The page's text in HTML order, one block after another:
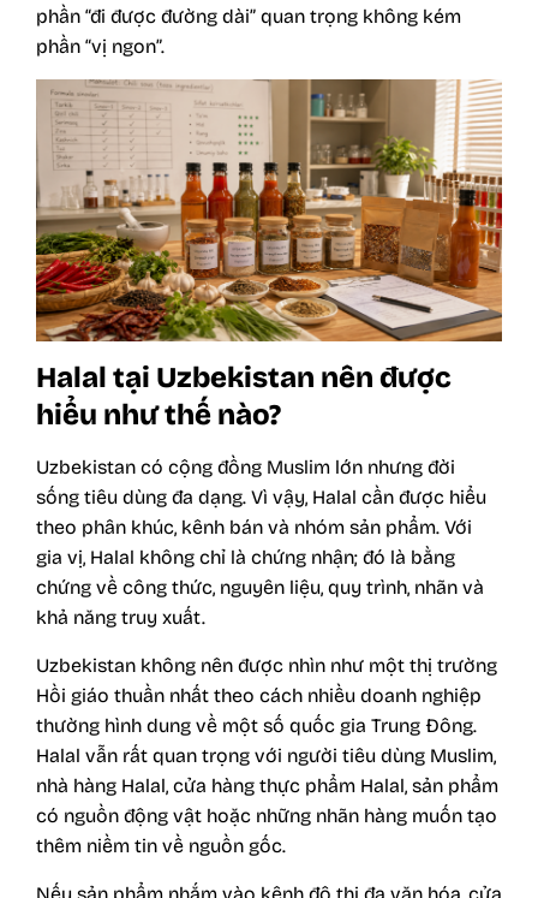
phần “đi được đường dài” quan trọng không kém
phần “vị ngon”.
Halal tại Uzbekistan nên được
hiểu như thế nào?
Uzbekistan có cộng đồng Muslim lớn nhưng đời
sống tiêu dùng đa dạng. Vì vậy, Halal cần được hiểu
theo phân khúc, kênh bán và nhóm sản phẩm. Với
gia vị, Halal không chỉ là chứng nhận; đó là bằng
chứng về công thức, nguyên liệu, quy trình, nhãn và
khả năng truy xuất.
Uzbekistan không nên được nhìn như một thị trường
Hồi giáo thuần nhất theo cách nhiều doanh nghiệp
thường hình dung về một số quốc gia Trung Đông.
Halal vẫn rất quan trọng với người tiêu dùng Muslim,
nhà hàng Halal, cửa hàng thực phẩm Halal, sản phẩm
có nguồn động vật hoặc những nhãn hàng muốn tạo
thêm niềm tin về nguồn gốc.